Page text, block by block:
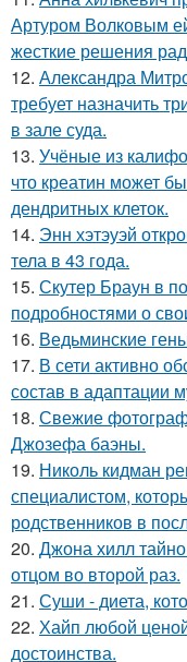
Артуром Волковым
жесткие решения
12. Александра
требует назначить
в зале суда.
13. Учёные из
что креатин может
дендритных клеток.
14. Энн хэтэуэй
тела в 43 года.
15. Скутер Браун в
подробностями о
16. Ведьминские
17. В сети активно
состав в адаптации
18. Свежие
Джозефа баэны.
19. Николь кидман
специалистом,
родственников в
20. Джона хилл
отцом во второй раз.
21. Суши - диета,
22. Хайп любой
достоинства.